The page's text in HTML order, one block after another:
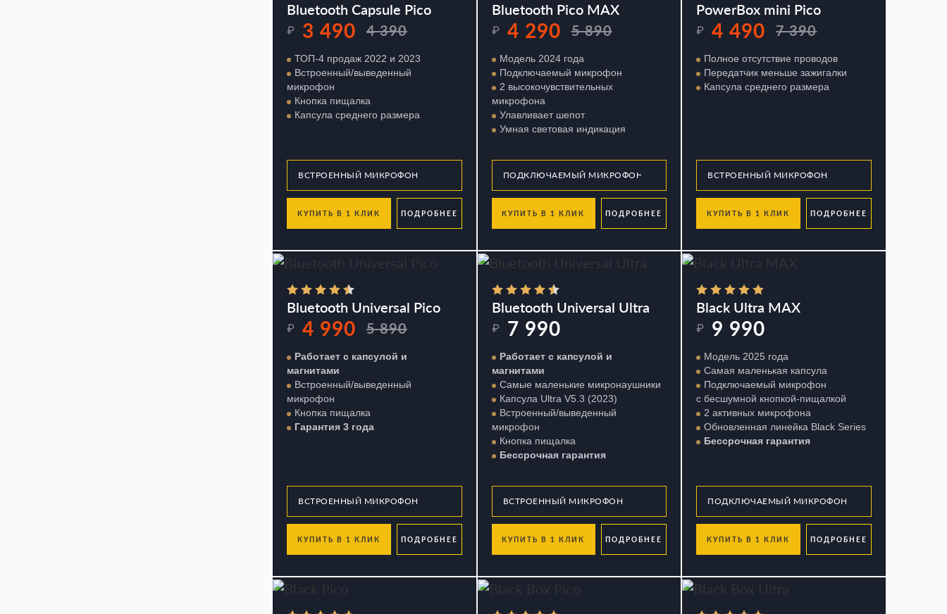
Bluetooth Capsule Pico
ТОП-4 продаж 2022 и 2023
Встроенный/выведенный
микрофон
Кнопка пищалка
Капсула среднего размера
₽ 4 390
3 490
КУПИТЬ В 1 КЛИК ПОДРОБНЕЕ
Bluetooth Pico MAX
Модель 2024 года
Подключаемый микрофон
2 высокочувствительных
микрофона
Улавливает шепот
Умная световая индикация
₽ 5 890
4 290
КУПИТЬ В 1 КЛИК ПОДРОБНЕЕ
PowerBox mini Pico
Полное отсутствие проводов
Передатчик меньше зажигалки
Капсула среднего размера
₽ 7 390
4 490
КУПИТЬ В 1 КЛИК ПОДРОБНЕЕ
Bluetooth Universal Pico
Работает с капсулой и
магнитами
Встроенный/выведенный
микрофон
Кнопка пищалка
Гарантия 3 года
₽ 5 890
4 990
КУПИТЬ В 1 КЛИК ПОДРОБНЕЕ
Bluetooth Universal Ultra
Работает с капсулой и
магнитами
Самые маленькие микронаушники
Капсула Ultra V5.3 (2023)
Встроенный/выведенный
микрофон
Кнопка пищалка
Бессрочная гарантия
₽ 7 990
КУПИТЬ В 1 КЛИК ПОДРОБНЕЕ
Black Ultra MAX
Модель 2025 года
Самая маленькая капсула
Подключаемый микрофон
с бесшумной кнопкой-пищалкой
2 активных микрофона
Обновленная линейка Black Series
Бессрочная гарантия
₽ 9 990
КУПИТЬ В 1 КЛИК ПОДРОБНЕЕ